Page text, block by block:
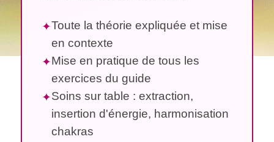
✦Toute la théorie expliquée et mise
en contexte
✦Mise en pratique de tous les
exercices du guide
✦Soins sur table : extraction,
insertion d'énergie, harmonisation
chakras